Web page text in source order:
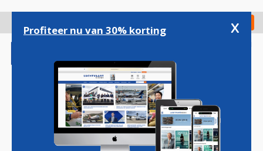
gaan
Check in
Magazine Podcasts Vacatures
Profiteer nu van 30% korting x